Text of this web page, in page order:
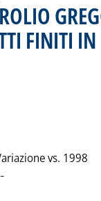
FINITI
vs. 1998